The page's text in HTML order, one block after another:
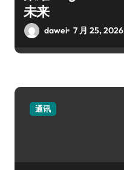
未来
dawei 7 月 25, 2026
通讯